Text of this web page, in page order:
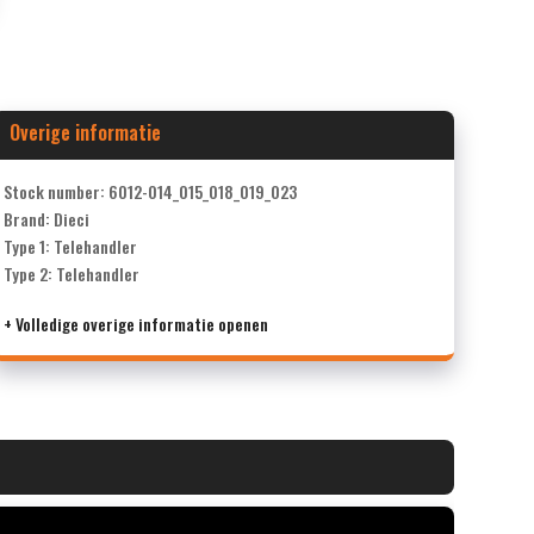
Overige informatie
Stock number: 6012-014_015_018_019_023
Brand: Dieci
Type 1: Telehandler
Type 2: Telehandler
+ Volledige overige informatie openen